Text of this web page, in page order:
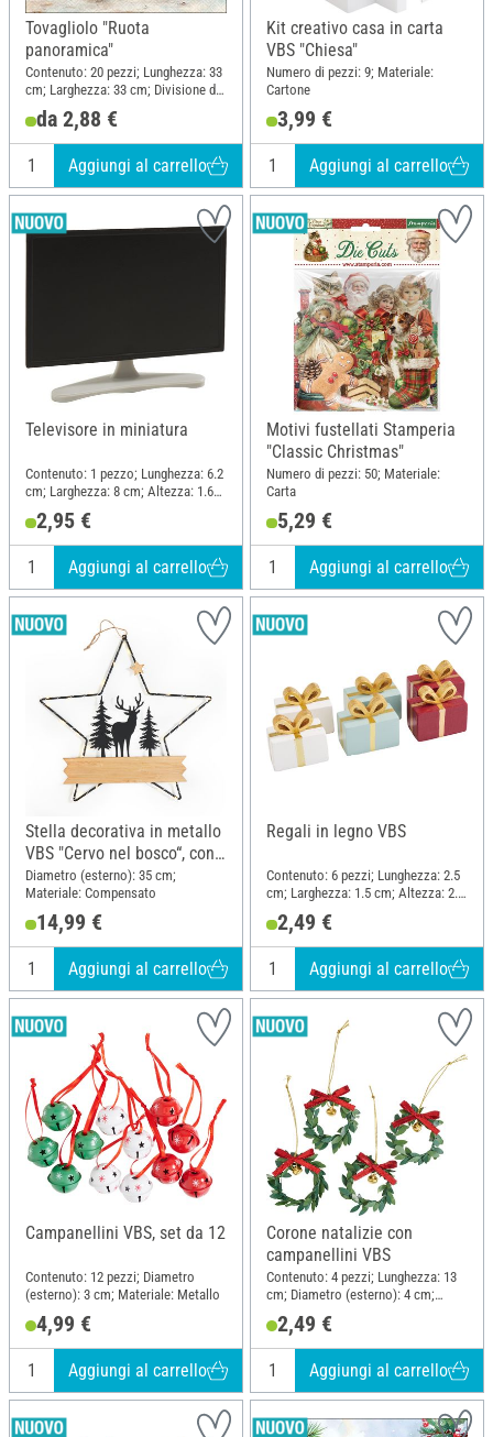
Tovagliolo "Ruota
panoramica"
Contenuto: 20 pezzi; Lunghezza: 33
cm; Larghezza: 33 cm; Divisione del
motivo quarto motivo; Materiale:
Carta
da 2,88 €
Aggiungi al carrello
Kit creativo casa in carta
VBS "Chiesa"
Numero di pezzi: 9; Materiale:
Cartone
3,99 €
Aggiungi al carrello
Televisore in miniatura
Contenuto: 1 pezzo; Lunghezza: 6.2
cm; Larghezza: 8 cm; Altezza: 1.6
2,95 €
Aggiungi al carrello
Motivi fustellati Stamperia
"Classic Christmas"
Numero di pezzi: 50; Materiale:
Carta
5,29 €
Aggiungi al carrello
Stella decorativa in metallo
VBS "Cervo nel bosco“, con
LED
Diametro (esterno): 35 cm;
Materiale: Compensato
14,99 €
Aggiungi al carrello
Regali in legno VBS
Contenuto: 6 pezzi; Lunghezza: 2.5
cm; Larghezza: 1.5 cm; Altezza: 2.5
2,49 €
Aggiungi al carrello
Campanellini VBS, set da 12
Contenuto: 12 pezzi; Diametro
(esterno): 3 cm; Materiale: Metallo
4,99 €
Aggiungi al carrello
Corone natalizie con
campanellini VBS
Contenuto: 4 pezzi; Lunghezza: 13
cm; Diametro (esterno): 4 cm;
2,49 €
Aggiungi al carrello